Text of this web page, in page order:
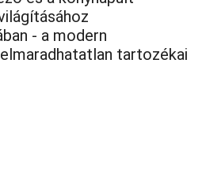
- a modern
tartozékai